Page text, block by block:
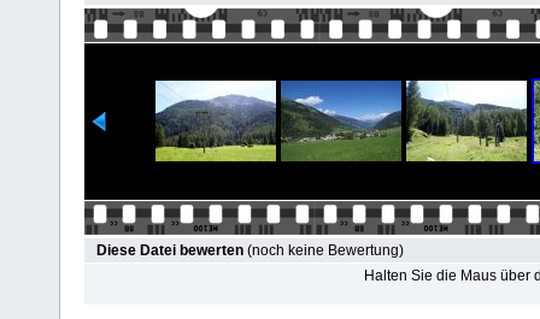
Diese Datei bewerten (noch keine Bewertung)
Halten Sie die Maus über